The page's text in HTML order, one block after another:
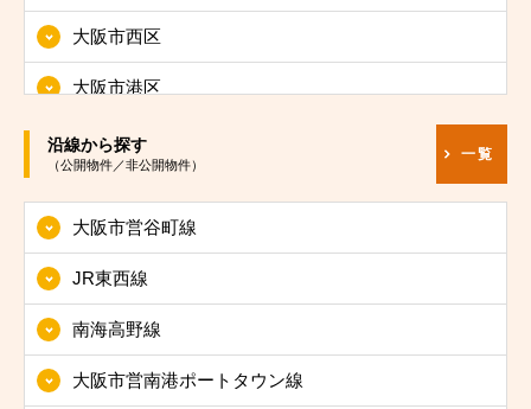
大阪市西区
大阪市港区
大阪市大正区
大阪市浪速区
大阪市西淀川区
大阪市東淀川区
大阪市東成区
沿線から探す
（公開物件／非公開物件）
一覧
大阪市営谷町線
JR東西線
南海高野線
大阪市営南港ポートタウン線